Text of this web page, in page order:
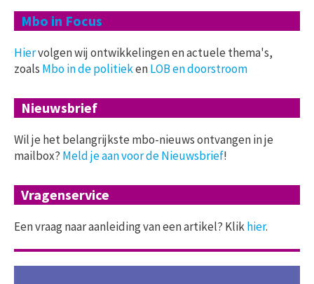
Mbo in Focus
Hiervolgen wij ontwikkelingen en actuele thema's,
zoals Mbo in de politiekenLOB en doorstroom
Nieuwsbrief
Wil je het belangrijkste mbo-nieuws ontvangen in je
mailbox? Meld je aan voor de Nieuwsbrief!
Vragenservice
Een vraag naar aanleiding van een artikel? Klikhier.